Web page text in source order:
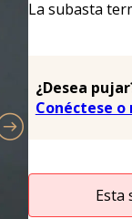
La subasta
¿Desea
Conéctese
Esta